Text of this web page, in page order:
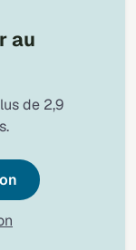
au
de 2,9